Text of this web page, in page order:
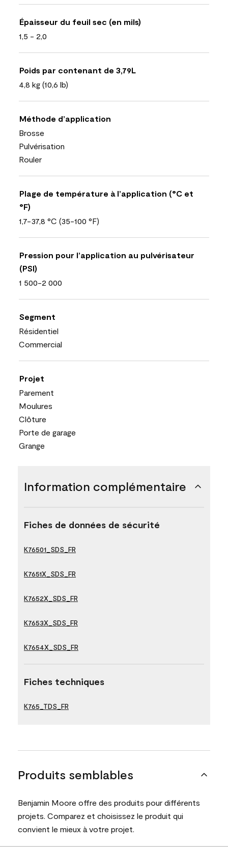
Épaisseur du feuil sec (en mils)
1,5 - 2,0
Poids par contenant de 3,79L
4,8 kg (10,6 lb)
Méthode d’application
Brosse
Pulvérisation
Rouler
Plage de température à l’application (°C et
°F)
1,7-37,8 °C (35-100 °F)
Pression pour l’application au pulvérisateur
(PSI)
1 500-2 000
Segment
Résidentiel
Commercial
Projet
Parement
Moulures
Clôture
Porte de garage
Grange
Information complémentaire
Fiches de données de sécurité
K76501_SDS_FR
K7651X_SDS_FR
K7652X_SDS_FR
K7653X_SDS_FR
K7654X_SDS_FR
Fiches techniques
K765_TDS_FR
Produits semblables
Benjamin Moore offre des produits pour différents
projets. Comparez et choisissez le produit qui
convient le mieux à votre projet.